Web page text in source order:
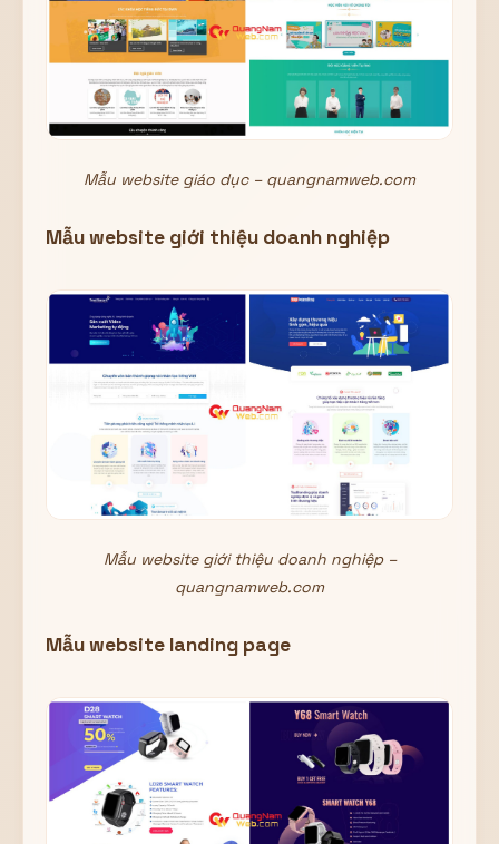
Mẫu website giáo dục – quangnamweb.com
Mẫu website giới thiệu doanh nghiệp
Mẫu website giới thiệu doanh nghiệp –
quangnamweb.com
Mẫu website landing page